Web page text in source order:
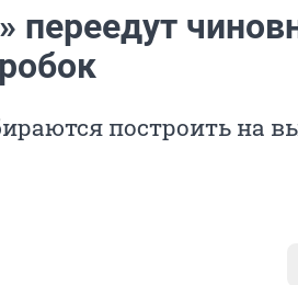
переедут
построить на